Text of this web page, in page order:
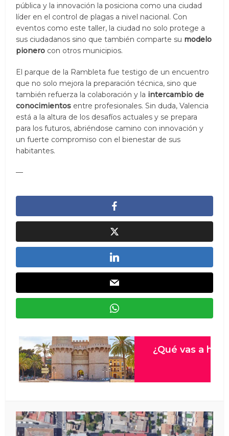
pública y la innovación la posiciona como una ciudad
líder en el control de plagas a nivel nacional. Con
eventos como este taller, la ciudad no solo protege a
sus ciudadanos sino que también comparte su modelo
pionero con otros municipios.
El parque de la Rambleta fue testigo de un encuentro
que no solo mejora la preparación técnica, sino que
también refuerza la colaboración y la intercambio de
conocimientos entre profesionales. Sin duda, Valencia
está a la altura de los desafíos actuales y se prepara
para los futuros, abriéndose camino con innovación y
un fuerte compromiso con el bienestar de sus
habitantes.
—